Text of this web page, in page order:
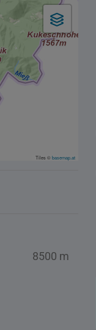
Tiles ©basemap.at
8500 m